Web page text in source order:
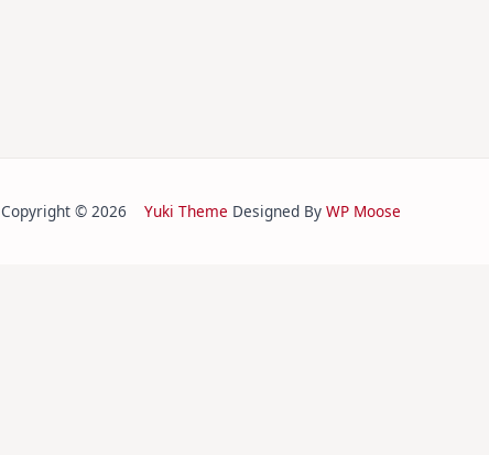
Copyright © 2026 Yuki Theme Designed By WP Moose